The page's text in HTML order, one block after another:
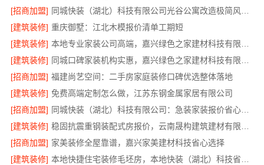
[招商加盟]
[建筑装修] 重庆御墅：江北木模报价清单工期短
[建筑装修]
[建筑装修]
[招商加盟] 福建尚艺空间：二手房家庭装修口碑优选整体落地
[建筑装修] 免费高端定制怎么做，江苏东钢金属家居有限公司
[招商加盟]
同城快装（湖北）科技有限公司：急装家装报价省心透明可控
[建筑装修]
[招商加盟] 家美装修全屋靠谱，嘉兴家美建材科技省心选择
[建筑装修]